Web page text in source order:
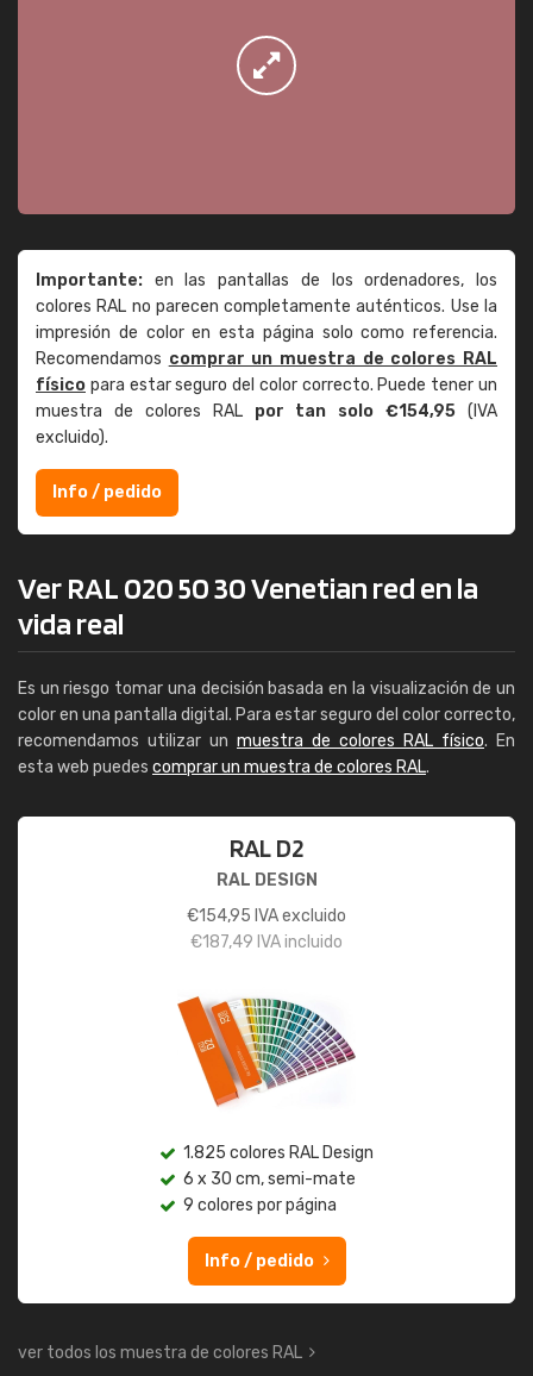
Importante: en las pantallas de los ordenadores, los
colores RAL no parecen completamente auténticos. Use la
impresión de color en esta página solo como referencia.
Recomendamos comprar un muestra de colores RAL
físico para estar seguro del color correcto. Puede tener un
muestra de colores RAL por tan solo €154,95 (IVA
excluido).
Info / pedido
Ver RAL 020 50 30 Venetian red en la
vida real
Es un riesgo tomar una decisión basada en la visualización de un
color en una pantalla digital. Para estar seguro del color correcto,
recomendamos utilizar un muestra de colores RAL físico. En
esta web puedes comprar un muestra de colores RAL.
RAL D2
RAL DESIGN
€154,95 IVA excluido
€187,49 IVA incluido
1.825 colores RAL Design
6 x 30 cm, semi-mate
9 colores por página
Info / pedido
ver todos los muestra de colores RAL